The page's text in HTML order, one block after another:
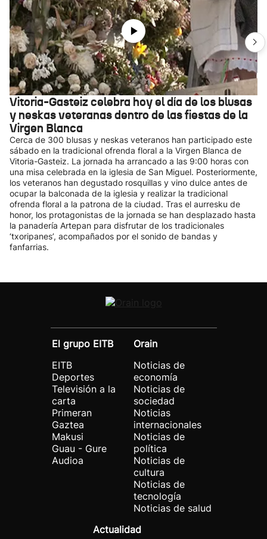
Vitoria-Gasteiz celebra hoy el día de los blusas
y neskas veteranas dentro de las fiestas de la
Virgen Blanca
Cerca de 300 blusas y neskas veteranos han participado este
sábado en la tradicional ofrenda floral a la Virgen Blanca de
Vitoria-Gasteiz. La jornada ha arrancado a las 9:00 horas con
una misa celebrada en la iglesia de San Miguel. Posteriormente,
los veteranos han degustado rosquillas y vino dulce antes de
ocupar la balconada de la iglesia y realizar la tradicional
ofrenda floral a la patrona de la ciudad. Tras el aurresku de
honor, los protagonistas de la jornada se han desplazado hasta
la panadería Artepan para disfrutar de los tradicionales
‘txoripanes’, acompañados por el sonido de bandas y
fanfarrias.
El grupo EITB
EITB
Deportes
Televisión a la
carta
Primeran
Gaztea
Makusi
Guau - Gure
Audioa
Orain
Noticias de
economía
Noticias de
sociedad
Noticias
internacionales
Noticias de
política
Noticias de
cultura
Noticias de
tecnología
Noticias de salud
Actualidad